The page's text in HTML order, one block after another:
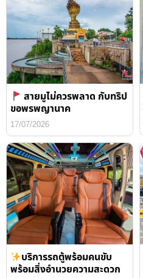
สายมูไม่ควรพลาด กับทริป
ขอพรพญานาค
17/07/2026
บริการรถตู้พร้อมคนขับ
พร้อมสิ่งอำนวยความสะดวก